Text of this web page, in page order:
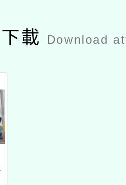
載 Download